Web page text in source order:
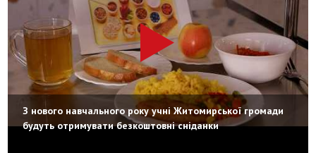
З нового навчального року учні Житомирської громади
будуть отримувати безкоштовні сніданки